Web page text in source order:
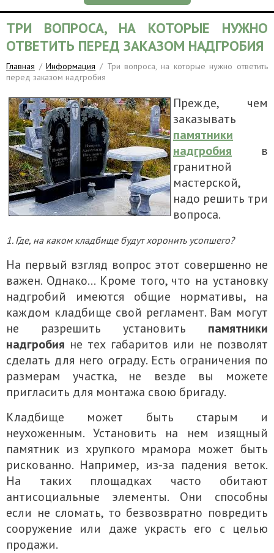
ТРИ ВОПРОСА, НА КОТОРЫЕ НУЖНО
ОТВЕТИТЬ ПЕРЕД ЗАКАЗОМ НАДГРОБИЯ
Главная /Информация / Три вопроса, на которые нужно ответить
перед заказом надгробия
Прежде, чем
заказывать
памятники
надгробия в
гранитной
мастерской,
надо решить три
вопроса.
1. Где, на каком кладбище будут хоронить усопшего?
На первый взгляд вопрос этот совершенно не
важен. Однако… Кроме того, что на установку
надгробий имеются общие нормативы, на
каждом кладбище свой регламент. Вам могут
не разрешить установить памятники
надгробия не тех габаритов или не позволят
сделать для него ограду. Есть ограничения по
размерам участка, не везде вы можете
пригласить для монтажа свою бригаду.
Кладбище может быть старым и
неухоженным. Установить на нем изящный
памятник из хрупкого мрамора может быть
рискованно. Например, из-за падения веток.
На таких площадках часто обитают
антисоциальные элементы. Они способны
если не сломать, то безвозвратно повредить
сооружение или даже украсть его с целью
продажи.